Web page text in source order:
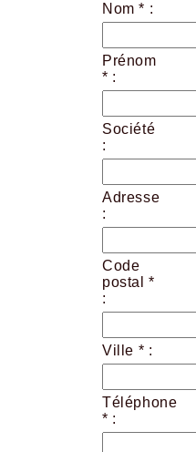
Nom * :
Prénom
* :
Société
:
Adresse
:
Code
postal *
:
Ville * :
Téléphone
* :